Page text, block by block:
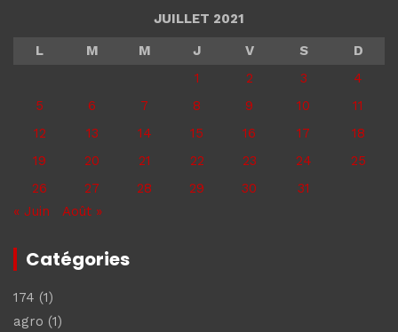
JUILLET 2021
L
M M J V S
D
1
2 3
4
5
6 7 8 9 10
11
12
13 14 15 16 17
18
19
20 21 22 23 24
25
26
27 28 29 30
31
« Juin
Août »
Catégories
174 (1)
agro (1)